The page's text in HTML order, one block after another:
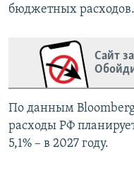
бюджетных расходов.
Сайт
По данным
расходы РФ
5,1% – в 2027 году.